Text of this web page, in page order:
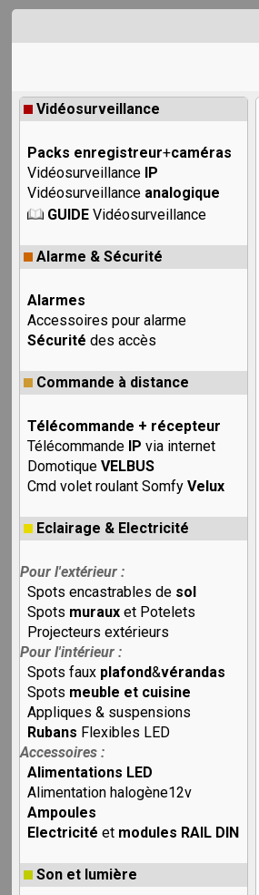
Vidéosurveillance
Packs enregistreur+caméras
Vidéosurveillance IP
Vidéosurveillance analogique
GUIDE Vidéosurveillance
Alarme & Sécurité
Alarmes
Accessoires pour alarme
Sécurité des accès
Commande à distance
Télécommande + récepteur
Télécommande IP via internet
DomotiqueVELBUS
Cmd volet roulant SomfyVelux
Eclairage & Electricité
Pour l'extérieur :
Spots encastrables de sol
Spots muraux et Potelets
Projecteurs extérieurs
Pour l'intérieur :
Spots faux plafond&vérandas
Spots meuble et cuisine
Appliques & suspensions
Rubans Flexibles LED
Accessoires :
Alimentations LED
Alimentation halogène12v
Ampoules
Electricité et modules RAIL DIN
Son et lumière